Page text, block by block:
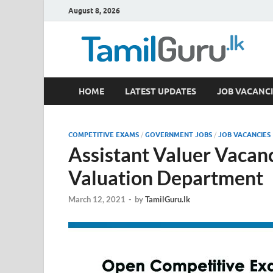
August 8, 2026
TamilGuru.lk
Government Job Vacancies, Courses, Past Papers,
HOME LATEST UPDATES JOB
COMPETITIVE EXAMS / GOVERNMENT JOBS / JOB VACANCIES
Assistant Valuer
Valuation Department
March 12, 2021 - byTamilGuru.lk